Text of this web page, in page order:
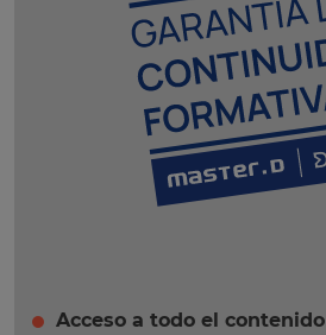
Acceso a todo el contenido